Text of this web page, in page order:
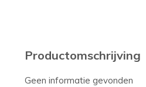
Productomschrijving
Geen informatie gevonden